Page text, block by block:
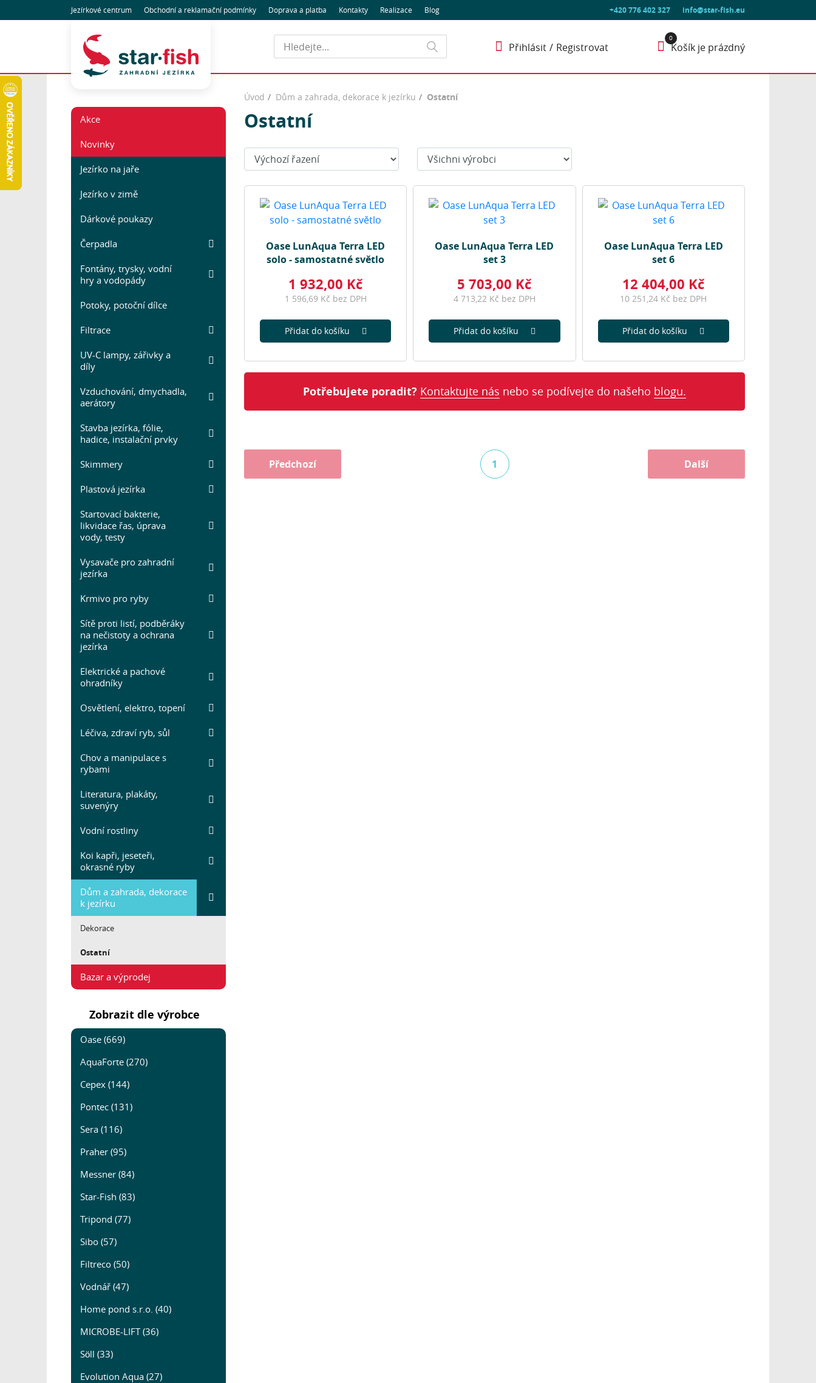
+420 776 402 327 info@star-fish.eu
Jezírkové centrum Obchodnía reklamační podmínky Doprava a platba Kontakty Realizace Blog
Hledat
Přihlásit Registrovat Košík je prázdný
Akce
Novinky
Jezírko na jaře
Jezírko v zimě
Dárkové poukazy
Čerpadla
Fontány, trysky, vodní
hry a vodopády
Potoky, potoční dílce
Filtrace
UV-C lampy, zářivky a
díly
Vzduchování, dmychadla,
aerátory
Stavba jezírka, fólie,
hadice, instalační prvky
Skimmery
Plastová jezírka
Startovací bakterie,
likvidace řas, úprava
vody, testy
Vysavače pro zahradní
jezírka
Krmivo pro ryby
Sítě proti listí, podběráky
na nečistoty a ochrana
jezírka
Elektrické a pachové
ohradníky
Osvětlení, elektro, topení
Léčiva, zdraví ryb, sůl
Chov a manipulace s
rybami
Literatura, plakáty,
suvenýry
Vodní rostliny
Koi kapři, jeseteři,
okrasné ryby
Dům a zahrada, dekorace
k jezírku
Dekorace
Ostatní
Bazar a výprodej
Zobrazit dle výrobce
Oase (669)
AquaForte (270)
Cepex (144)
Pontec (131)
Sera (116)
Praher (95)
Messner (84)
Star-Fish (83)
Tripond (77)
Sibo (57)
Filtreco (50)
Vodnář (47)
Home pond s.r.o. (40)
MICROBE-LIFT (36)
Söll (33)
Evolution Aqua (27)
Úvod Dům a zahrada, dekorace k jezírku Ostatní
Ostatní
Seřadit: Výrobci:
Oase LunAqua Terra LED
solo - samostatné světlo
1 932,00 Kč
1 596,69 Kč bez DPH
Přidat do košíku
Oase LunAqua Terra LED
set 3
5 703,00 Kč
4 713,22 Kč bez DPH
Přidat do košíku
Oase LunAqua Terra LED
set 6
12 404,00 Kč
10 251,24 Kč bez DPH
Přidat do košíku
Potřebujete poradit? Kontaktujte nás nebo se podívejte do našeho blogu.
Předchozí 1(aktuální) Další